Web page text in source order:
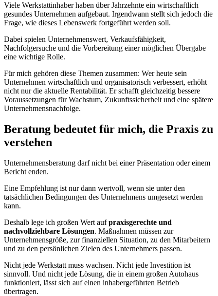
Viele Werkstattinhaber haben über Jahrzehnte ein wirtschaftlich
gesundes Unternehmen aufgebaut. Irgendwann stellt sich jedoch die
Frage, wie dieses Lebenswerk fortgeführt werden soll.
Dabei spielen Unternehmenswert, Verkaufsfähigkeit,
Nachfolgersuche und die Vorbereitung einer möglichen Übergabe
eine wichtige Rolle.
Für mich gehören diese Themen zusammen: Wer heute sein
Unternehmen wirtschaftlich und organisatorisch verbessert, erhöht
nicht nur die aktuelle Rentabilität. Er schafft gleichzeitig bessere
Voraussetzungen für Wachstum, Zukunftssicherheit und eine spätere
Unternehmensnachfolge.
Beratung bedeutet für mich, die Praxis zu
verstehen
Unternehmensberatung darf nicht bei einer Präsentation oder einem
Bericht enden.
Eine Empfehlung ist nur dann wertvoll, wenn sie unter den
tatsächlichen Bedingungen des Unternehmens umgesetzt werden
kann.
Deshalb lege ich großen Wert aufpraxisgerechte und
nachvollziehbare Lösungen. Maßnahmen müssen zur
Unternehmensgröße, zur finanziellen Situation, zu den Mitarbeitern
und zu den persönlichen Zielen des Unternehmers passen.
Nicht jede Werkstatt muss wachsen. Nicht jede Investition ist
sinnvoll. Und nicht jede Lösung, die in einem großen Autohaus
funktioniert, lässt sich auf einen inhabergeführten Betrieb
übertragen.